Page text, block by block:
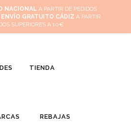
de tus joyas Conócenos Contacta
TIENDA
REBAJAS
NACIONAL A PARTIR DE PEDIDOS
ENVÍO GRATUITO CÁDIZ A PARTIR
SUPERIORES A 10€